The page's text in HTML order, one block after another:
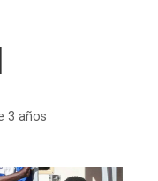
3 años